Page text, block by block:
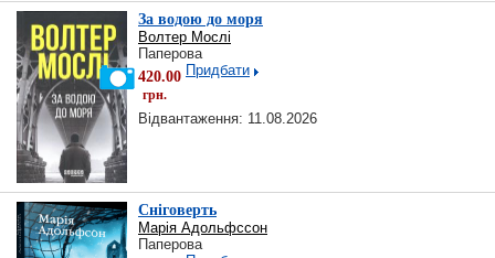
За водою до моря
Волтер Мослі
Паперова
420.00
грн.
Придбати
Відвантаження: 11.08.2026
Сніговерть
Марія Адольфссон
Паперова